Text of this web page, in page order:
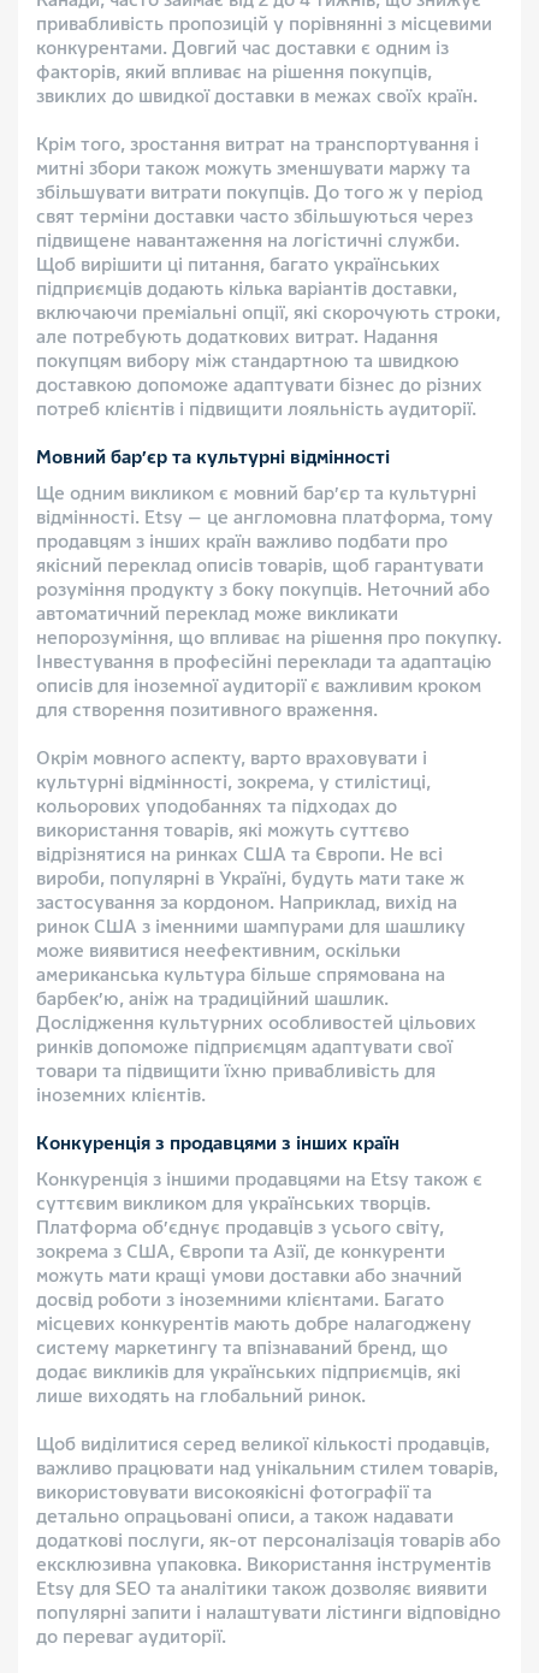
привабливість пропозицій у порівнянні з місцевими
конкурентами. Довгий час доставки є одним із
факторів, який впливає на рішення покупців,
звиклих до швидкої доставки в межах своїх країн.
Крім того, зростання витрат на транспортування і
митні збори також можуть зменшувати маржу та
збільшувати витрати покупців. До того ж у період
свят терміни доставки часто збільшуються через
підвищене навантаження на логістичні служби.
Щоб вирішити ці питання, багато українських
підприємців додають кілька варіантів доставки,
включаючи преміальні опції, які скорочують строки,
але потребують додаткових витрат. Надання
покупцям вибору між стандартною та швидкою
доставкою допоможе адаптувати бізнес до різних
потреб клієнтів і підвищити лояльність аудиторії.
Мовний бар’єр та культурні відмінності
Ще одним викликом є мовний бар’єр та культурні
відмінності. Etsy — це англомовна платформа, тому
продавцям з інших країн важливо подбати про
якісний переклад описів товарів, щоб гарантувати
розуміння продукту з боку покупців. Неточний або
автоматичний переклад може викликати
непорозуміння, що впливає на рішення про покупку.
Інвестування в професійні переклади та адаптацію
описів для іноземної аудиторії є важливим кроком
для створення позитивного враження.
Окрім мовного аспекту, варто враховувати і
культурні відмінності, зокрема, у стилістиці,
кольорових уподобаннях та підходах до
використання товарів, які можуть суттєво
відрізнятися на ринках США та Європи. Не всі
вироби, популярні в Україні, будуть мати таке ж
застосування за кордоном. Наприклад, вихід на
ринок США з іменними шампурами для шашлику
може виявитися неефективним, оскільки
американська культура більше спрямована на
барбек’ю, аніж на традиційний шашлик.
Дослідження культурних особливостей цільових
ринків допоможе підприємцям адаптувати свої
товари та підвищити їхню привабливість для
іноземних клієнтів.
Конкуренція з продавцями з інших країн
Конкуренція з іншими продавцями на Etsy також є
суттєвим викликом для українських творців.
Платформа об’єднує продавців з усього світу,
зокрема з США, Європи та Азії, де конкуренти
можуть мати кращі умови доставки або значний
досвід роботи з іноземними клієнтами. Багато
місцевих конкурентів мають добре налагоджену
систему маркетингу та впізнаваний бренд, що
додає викликів для українських підприємців, які
лише виходять на глобальний ринок.
Щоб виділитися серед великої кількості продавців,
важливо працювати над унікальним стилем товарів,
використовувати високоякісні фотографії та
детально опрацьовані описи, а також надавати
додаткові послуги, як-от персоналізація товарів або
ексклюзивна упаковка. Використання інструментів
Etsy для SEO та аналітики також дозволяє виявити
популярні запити і налаштувати лістинги відповідно
до переваг аудиторії.